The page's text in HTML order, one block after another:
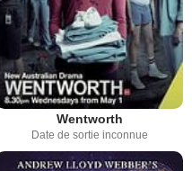
Wentworth
Date de sortie inconnue